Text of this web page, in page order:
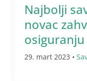
Najbolji
novac
osiguranju
29. mart 2023 •